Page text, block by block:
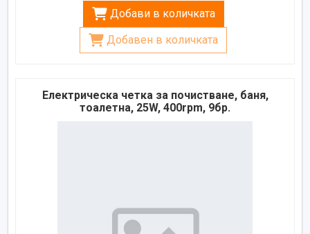
Добави в количката
Добавен в количката
Електрическа четка за почистване, баня,
тоалетна, 25W, 400rpm, 9бр.